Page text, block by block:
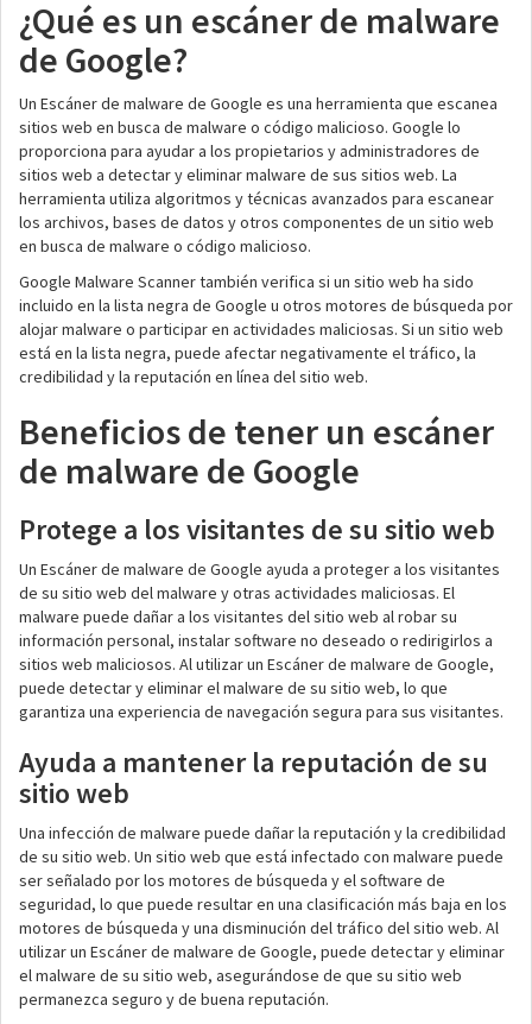
¿Qué es un escáner de malware
de Google?
Un Escáner de malware de Google es una herramienta que escanea
sitios web en busca de malware o código malicioso. Google lo
proporciona para ayudar a los propietarios y administradores de
sitios web a detectar y eliminar malware de sus sitios web. La
herramienta utiliza algoritmos y técnicas avanzados para escanear
los archivos, bases de datos y otros componentes de un sitio web
en busca de malware o código malicioso.
Google Malware Scanner también verifica si un sitio web ha sido
incluido en la lista negra de Google u otros motores de búsqueda por
alojar malware o participar en actividades maliciosas. Si un sitio web
está en la lista negra, puede afectar negativamente el tráfico, la
credibilidad y la reputación en línea del sitio web.
Beneficios de tener un escáner
de malware de Google
Protege a los visitantes de su sitio web
Un Escáner de malware de Google ayuda a proteger a los visitantes
de su sitio web del malware y otras actividades maliciosas. El
malware puede dañar a los visitantes del sitio web al robar su
información personal, instalar software no deseado o redirigirlos a
sitios web maliciosos. Al utilizar un Escáner de malware de Google,
puede detectar y eliminar el malware de su sitio web, lo que
garantiza una experiencia de navegación segura para sus visitantes.
Ayuda a mantener la reputación de su
sitio web
Una infección de malware puede dañar la reputación y la credibilidad
de su sitio web. Un sitio web que está infectado con malware puede
ser señalado por los motores de búsqueda y el software de
seguridad, lo que puede resultar en una clasificación más baja en los
motores de búsqueda y una disminución del tráfico del sitio web. Al
utilizar un Escáner de malware de Google, puede detectar y eliminar
el malware de su sitio web, asegurándose de que su sitio web
permanezca seguro y de buena reputación.